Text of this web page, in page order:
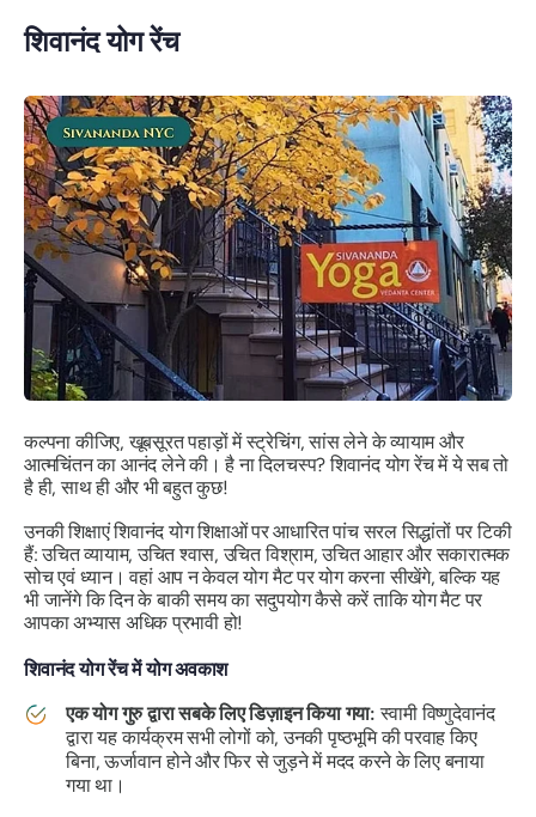
शिवानंद योग रेंच
कल्पना कीजिए, खूबसूरत पहाड़ों में स्ट्रेचिंग, सांस लेने के व्यायाम और
आत्मचिंतन का आनंद लेने की। है ना दिलचस्प? शिवानंद योग रेंच में ये सब तो
है ही, साथ ही और भी बहुत कुछ!
उनकी शिक्षाएं शिवानंद योग शिक्षाओं पर आधारित पांच सरल सिद्धांतों पर टिकी
हैं: उचित व्यायाम, उचित श्वास, उचित विश्राम, उचित आहार और सकारात्मक
सोच एवं ध्यान। वहां आप न केवल योग मैट पर योग करना सीखेंगे, बल्कि यह
भी जानेंगे कि दिन के बाकी समय का सदुपयोग कैसे करें ताकि योग मैट पर
आपका अभ्यास अधिक प्रभावी हो!
शिवानंद योग रेंच में योग अवकाश
एक योग गुरु द्वारा सबके लिए डिज़ाइन किया गया: स्वामी विष्णुदेवानंद
द्वारा यह कार्यक्रम सभी लोगों को, उनकी पृष्ठभूमि की परवाह किए
बिना, ऊर्जावान होने और फिर से जुड़ने में मदद करने के लिए बनाया
गया था।